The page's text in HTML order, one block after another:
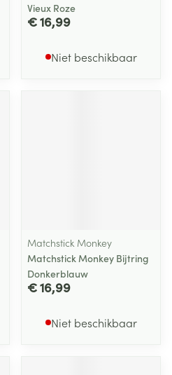
Vieux Roze
€ 16,99
Niet beschikbaar
Matchstick Monkey
Matchstick Monkey Bijtring
Donkerblauw
€ 16,99
Niet beschikbaar